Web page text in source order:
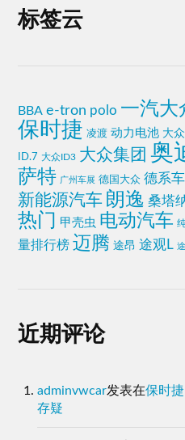
标签云
BBA e-tron polo 一汽大
保时捷 凌渡 动力电池 大
ID.7 大众ID3 大众集团 奥
萨特 广州车展 德国大众 德系车
新能源汽车 朗逸 桑塔
热门 甲壳虫 电动汽车
量排行榜 迈腾 途昂 途观L
近期评论
adminvwcar发表在保时
存疑